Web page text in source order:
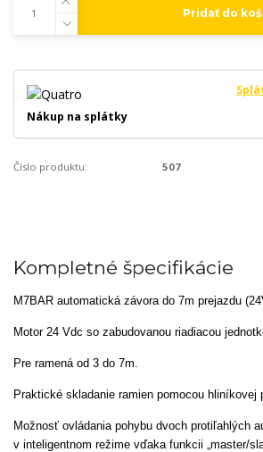
Pridať do
Nákup na splátky
Číslo produktu: 507
Kompletné špecifikácie
M7BAR automatická závora do 7m prejazdu
Motor 24 Vdc so zabudovanou riadiacou
Pre ramená od 3 do 7m.
Praktické skladanie ramien pomocou hliníkovej
Možnosť ovládania pohybu dvoch protiľahlých
v inteligentnom režime vďaka funkcii „master/